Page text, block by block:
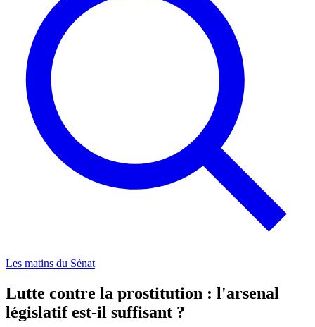
Les matins du Sénat
Lutte contre la prostitution : l'arsenal
législatif est-il suffisant ?